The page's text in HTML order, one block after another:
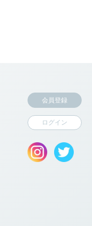
会員登録
ログイン